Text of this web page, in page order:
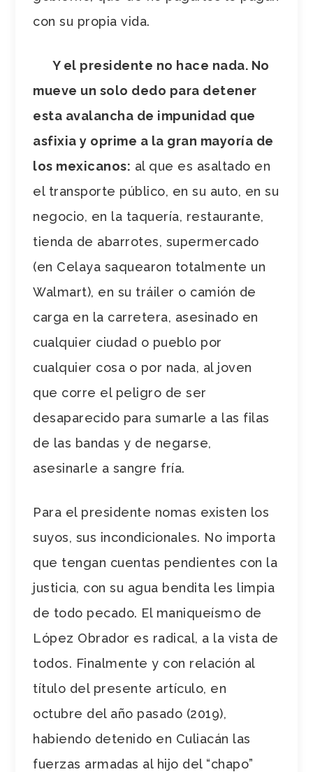
con su propia vida.
Y el presidente no hace nada. No
mueve un solo dedo para detener
esta avalancha de impunidad que
asfixia y oprime a la gran mayoría de
los mexicanos: al que es asaltado en
el transporte público, en su auto, en su
negocio, en la taquería, restaurante,
tienda de abarrotes, supermercado
(en Celaya saquearon totalmente un
Walmart), en su tráiler o camión de
carga en la carretera, asesinado en
cualquier ciudad o pueblo por
cualquier cosa o por nada, al joven
que corre el peligro de ser
desaparecido para sumarle a las filas
de las bandas y de negarse,
asesinarle a sangre fría.
Para el presidente nomas existen los
suyos, sus incondicionales. No importa
que tengan cuentas pendientes con la
justicia, con su agua bendita les limpia
de todo pecado. El maniqueísmo de
López Obrador es radical, a la vista de
todos. Finalmente y con relación al
título del presente artículo, en
octubre del año pasado (2019),
habiendo detenido en Culiacán las
fuerzas armadas al hijo del “chapo”